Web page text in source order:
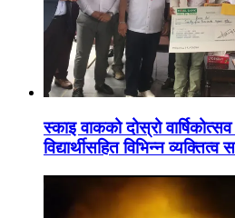
स्काइ वाकको दोस्रो
विद्यार्थीसहित विभिन्न व्यक्तित्व